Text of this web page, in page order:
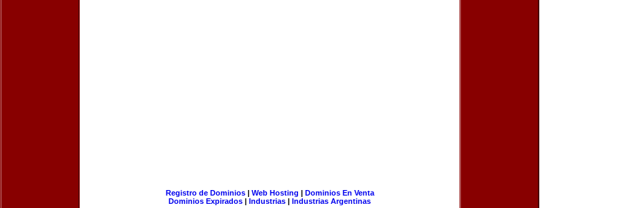
Registro de Dominios| Web Hosting | Dominios En Venta
Dominios Expirados | Industrias | Industrias Argentinas